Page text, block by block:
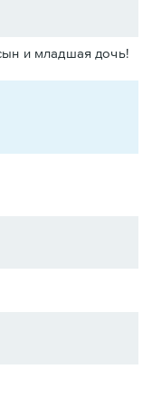
и младшая дочь!